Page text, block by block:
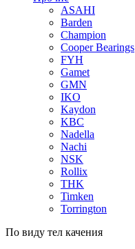
ASAHI
Barden
Champion
Cooper Bearings
FYH
Gamet
GMN
IKO
Kaydon
KBC
Nadella
Nachi
NSK
Rollix
THK
Timken
Torrington
По виду тел качения